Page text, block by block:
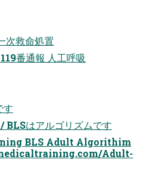
救命処置
番通報 人工呼吸
す
BLSはアルゴリズムです
BLS Adult Algorithim
Adult-